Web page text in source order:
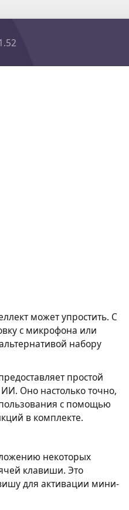
может упростить. С
с микрофона или
набору
простой
Оно настолько точно,
с помощью
в комплекте.
некоторых
клавиши. Это
для активации мини-